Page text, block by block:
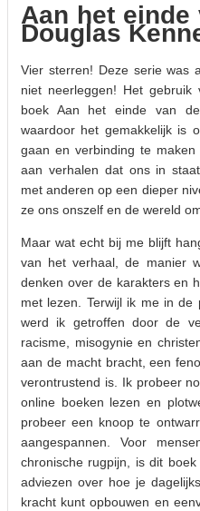
Aan het einde
Douglas
Vier sterren! Deze serie was
niet neerleggen! Het
boek Aan het einde van
waardoor het gemakkelijk is
gaan en verbinding te
aan verhalen dat ons in
met anderen op een dieper
ze ons onszelf en de wereld
Maar wat echt bij me blijft
van het verhaal, de manier
denken over de karakters en
met lezen. Terwijl ik me in de
werd ik getroffen door de
racisme, misogynie en
aan de macht bracht, een
verontrustend is. Ik probeer
online boeken lezen en
probeer een knoop te
aangespannen. Voor
chronische rugpijn, is dit
adviezen over hoe je
kracht kunt opbouwen en